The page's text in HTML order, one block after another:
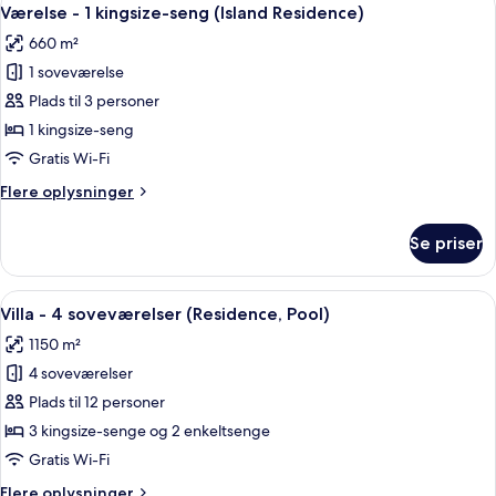
kingsize-
(Pool)
alle
billeder
af
Værelse
-
1
seng
5
Værelse - 1 kingsize-seng (Island Residence)
660 m²
1 soveværelse
Plads til 3 personer
1 kingsize-seng
Gratis Wi-Fi
Flere oplysninger
Flere
-
kingsize-
(Island
Residence)
Se priser
Indlæs
alle
billeder
af
Villa
-
4
En feriebolig med swimmingpool,
7
Villa - 4 soveværelser (Residence, Pool)
1150 m²
4 soveværelser
Plads til 12 personer
3 kingsize-senge og 2 enkeltsenge
Gratis Wi-Fi
Flere